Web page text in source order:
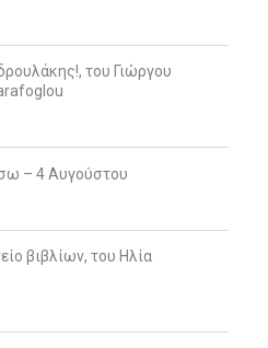
του Γιώργου
– 4 Αυγούστου
βιβλίων, του Ηλία